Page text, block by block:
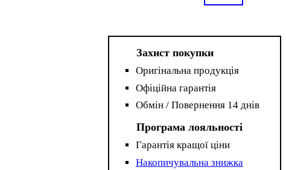
Захист покупки
Оригінальна продукція
Офіційна гарантія
Обмін / Повернення 14 днів
Програма лояльності
Гарантія кращої ціни
Накопичувальна знижка